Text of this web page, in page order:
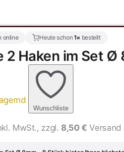
online Heute schon 1× bestellt
2 Haken im Set
Wunschliste
MwSt., zzgl. 8,50 € Versand